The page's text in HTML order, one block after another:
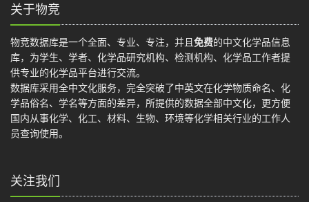
关于物竞
物竞数据库是一个全面、专业、专注，并且 免费的中文化学品信息
库，为学生、学者、化学品研究机构、检测机构、化学品工作者提
供专业的化学品平台进行交流。
数据库采用全中文化服务，完全突破了中英文在化学物质命名、化
学品俗名、学名等方面的差异，所提供的数据全部中文化，更方便
国内从事化学、化工、材料、生物、环境等化学相关行业的工作人
员查询使用。
关注我们